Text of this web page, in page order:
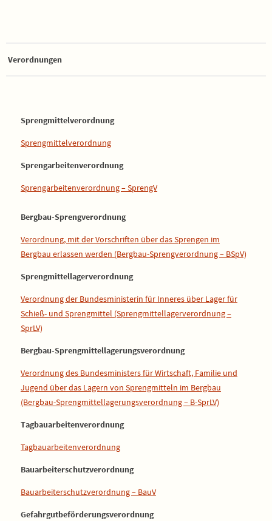
Verordnungen
Sprengmittelverordnung
Sprengmittelverordnung
Sprengarbeitenverordnung
Sprengarbeitenverordnung – SprengV
Bergbau-Sprengverordnung
Verordnung, mit der Vorschriften über das Sprengen im
Bergbau erlassen werden (Bergbau-Sprengverordnung – BSpV)
Sprengmittellagerverordnung
Verordnung der Bundesministerin für Inneres über Lager für
Schieß- und Sprengmittel (Sprengmittellagerverordnung –
SprLV)
Bergbau-Sprengmittellagerungsverordnung
Verordnung des Bundesministers für Wirtschaft, Familie und
Jugend über das Lagern von Sprengmitteln im Bergbau
(Bergbau-Sprengmittellagerungsverordnung – B-SprLV)
Tagbauarbeitenverordnung
Tagbauarbeitenverordnung
Bauarbeiterschutzverordnung
Bauarbeiterschutzverordnung – BauV
Gefahrgutbeförderungsverordnung